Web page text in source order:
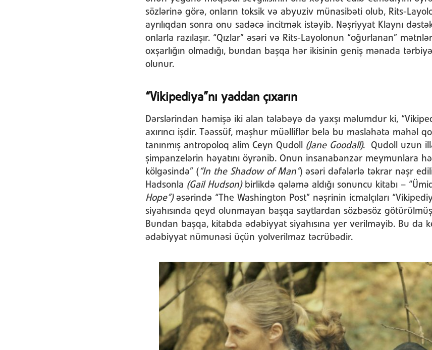
sözlərinə görə, onların toksik və abyuziv münasibəti olub, Rits-
ayrılıqdan sonra onu sadəcə incitmək istəyib. Nəşriyyat Klaynı
onlarla razılaşır. “Qızlar” əsəri və Rits-Layolonun “oğurlanan”
oxşarlığın olmadığı, bundan başqa hər ikisinin geniş mənada
olunur.
“Vikipediya”nı yaddan çıxarın
Dərslərindən həmişə iki alan tələbəyə də yaxşı məlumdur ki,
axırıncı işdir. Təəssüf, məşhur müəlliflər belə bu məsləhətə məhəl
tanınmış antropoloq alim Ceyn Qudoll (Jane Goodall). Qudoll uzun
şimpanzelərin həyatını öyrənib. Onun insanabənzər meymunlara
kölgəsində” ( “In the Shadow of Man”) əsəri dəfələrlə təkrar nəşr
Hadsonla (Gail Hudson)birlikdə qələmə aldığı sonuncu kitabı –
Hope”)əsərində “The Washington Post” nəşrinin icmalçıları
siyahısında qeyd olunmayan başqa saytlardan sözbəsöz
Bundan başqa, kitabda ədəbiyyat siyahısına yer verilməyib. Bu da
ədəbiyyat nümunəsi üçün yolverilməz təcrübədir.